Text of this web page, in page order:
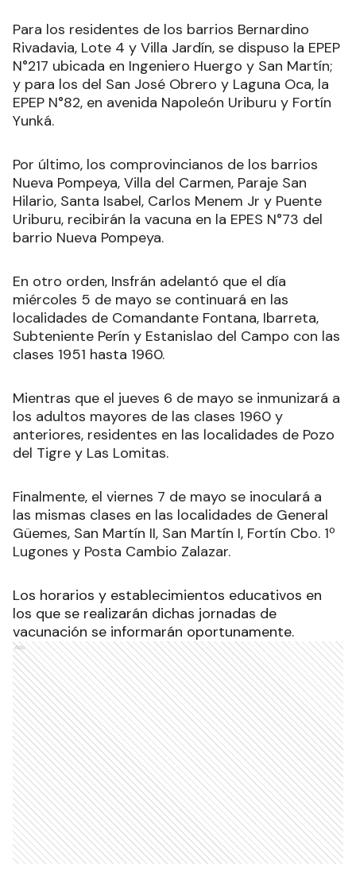
Para los residentes de los barrios Bernardino
Rivadavia, Lote 4 y Villa Jardín, se dispuso la EPEP
N°217 ubicada en Ingeniero Huergo y San Martín;
y para los del San José Obrero y Laguna Oca, la
EPEP N°82, en avenida Napoleón Uriburu y Fortín
Yunká.
Por último, los comprovincianos de los barrios
Nueva Pompeya, Villa del Carmen, Paraje San
Hilario, Santa Isabel, Carlos Menem Jr y Puente
Uriburu, recibirán la vacuna en la EPES N°73 del
barrio Nueva Pompeya.
En otro orden, Insfrán adelantó que el día
miércoles 5 de mayo se continuará en las
localidades de Comandante Fontana, Ibarreta,
Subteniente Perín y Estanislao del Campo con las
clases 1951 hasta 1960.
Mientras que el jueves 6 de mayo se inmunizará a
los adultos mayores de las clases 1960 y
anteriores, residentes en las localidades de Pozo
del Tigre y Las Lomitas.
Finalmente, el viernes 7 de mayo se inoculará a
las mismas clases en las localidades de General
Güemes, San Martín II, San Martín I, Fortín Cbo. 1º
Lugones y Posta Cambio Zalazar.
Los horarios y establecimientos educativos en
los que se realizarán dichas jornadas de
vacunación se informarán oportunamente.
Ads